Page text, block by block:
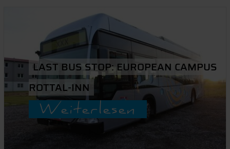
LAST BUS STOP: EUROPEAN CAMPUS
ROTTAL-INN
Weiterlesen